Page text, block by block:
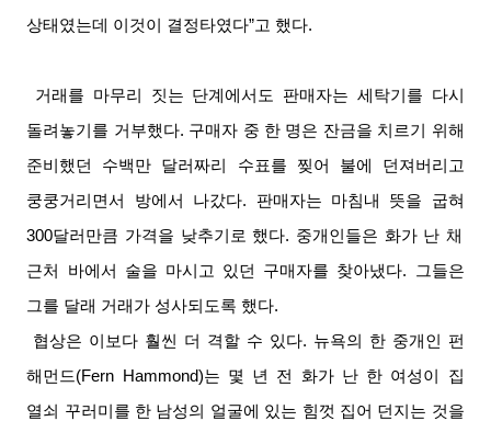
상태였는데 이것이 결정타였다”고 했다.
거래를 마무리 짓는 단계에서도 판매자는 세탁기를 다시
돌려놓기를 거부했다. 구매자 중 한 명은 잔금을 치르기 위해
준비했던 수백만 달러짜리 수표를 찢어 불에 던져버리고
쿵쿵거리면서 방에서 나갔다. 판매자는 마침내 뜻을 굽혀
300달러만큼 가격을 낮추기로 했다. 중개인들은 화가 난 채
근처 바에서 술을 마시고 있던 구매자를 찾아냈다.
그들은
그를 달래 거래가 성사되도록 했다.
협상은 이보다 훨씬 더 격할 수 있다. 뉴욕의 한 중개인 펀
해먼드(Fern Hammond)는 몇 년 전 화가 난 한 여성이 집
열쇠 꾸러미를 한 남성의 얼굴에 있는 힘껏 집어 던지는 것을